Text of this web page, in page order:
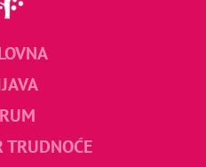
TRUDNOĆE